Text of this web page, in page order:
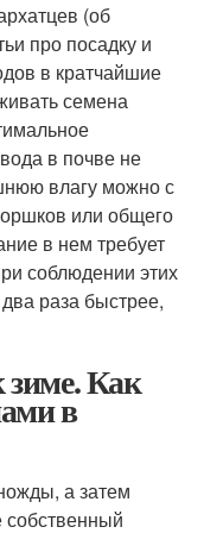
(об
про посадку и
в кратчайшие
семена
в почве не
влагу можно с
или общего
в нем требует
соблюдении этих
раза быстрее,
зиме. Как
в
а затем
собственный